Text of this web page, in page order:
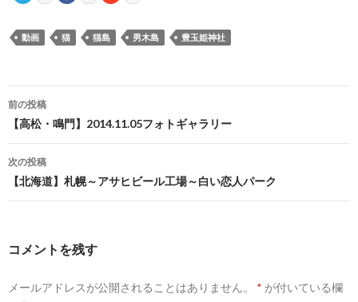
動画 猫 猫島 男木島 豊玉姫神社
投稿ナビゲーション
前の投稿
【高松・鳴門】2014.11.05フォトギャラリー
次の投稿
【北海道】札幌～アサヒビール工場～白い恋人パーク
コメントを残す
メールアドレスが公開されることはありません。 * が付いている欄